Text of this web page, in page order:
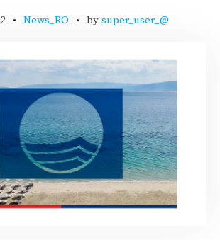
News_RO by super_user_@